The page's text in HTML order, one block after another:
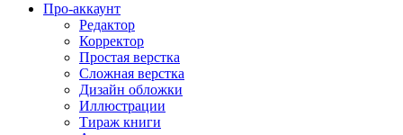
Про-аккаунт
Редактор
Корректор
Простая верстка
Сложная верстка
Дизайн обложки
Иллюстрации
Тираж книги